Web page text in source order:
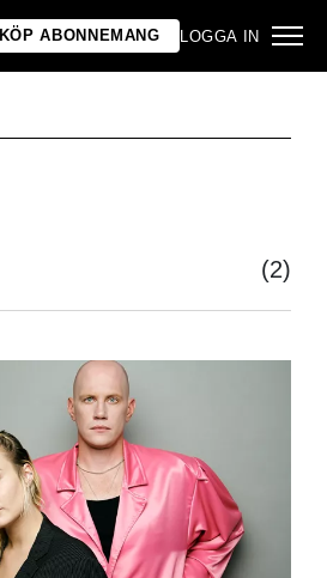
KÖP ABONNEMANG LOGGA IN
(2)